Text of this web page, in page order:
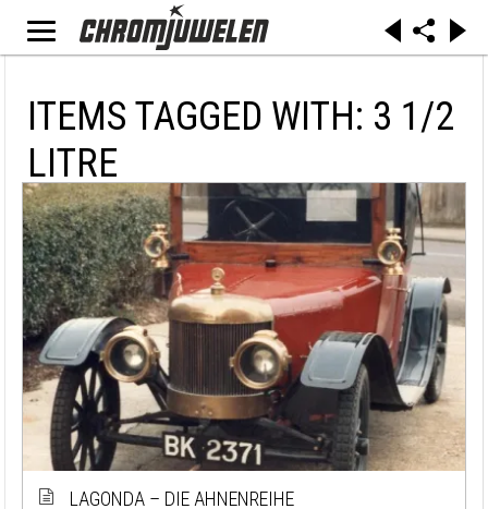
ITEMS TAGGED WITH: 3 1/2
LITRE
LAGONDA – DIE AHNENREIHE